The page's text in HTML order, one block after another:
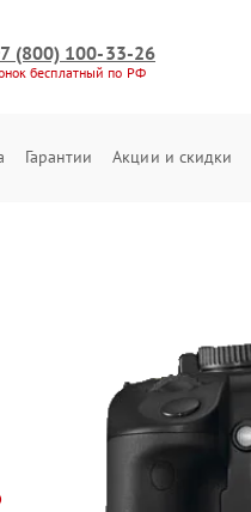
(800) 100-33-26
бесплатный по РФ
Гарантии Акции и скидки